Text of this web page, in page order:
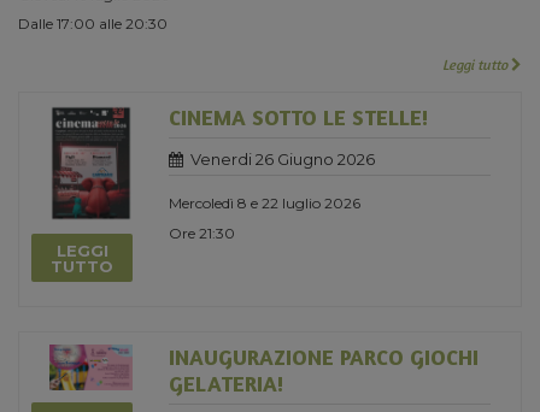
Dalle 17:00 alle 20:30
Leggi tutto
LEGGI
TUTTO
CINEMA SOTTO LE STELLE!
Venerdi 26 Giugno 2026
Mercoledì 8 e 22 luglio 2026
Ore 21:30
INAUGURAZIONE PARCO GIOCHI
GELATERIA!